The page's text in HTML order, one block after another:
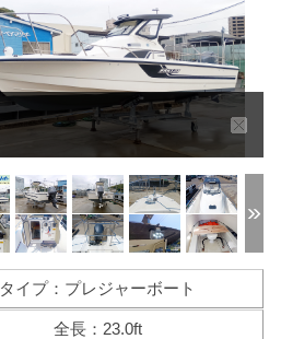
タイプ：プレジャーボート
全長：23.0ft